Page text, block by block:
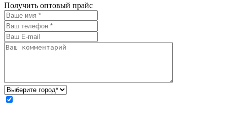
Получить оптовый прайс